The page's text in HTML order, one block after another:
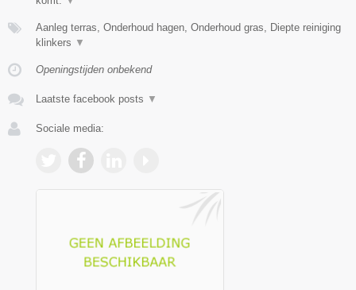
Aanleg terras, Onderhoud hagen, Onderhoud gras, Diepte reiniging
klinkers ▼
Openingstijden onbekend
Laatste facebook posts ▼
Sociale media: